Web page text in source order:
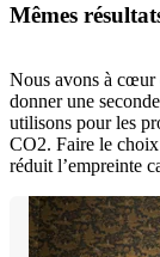
Mêmes
Nous avons à cœur
donner une
utilisons pour les
CO2. Faire le
réduit l’empreinte